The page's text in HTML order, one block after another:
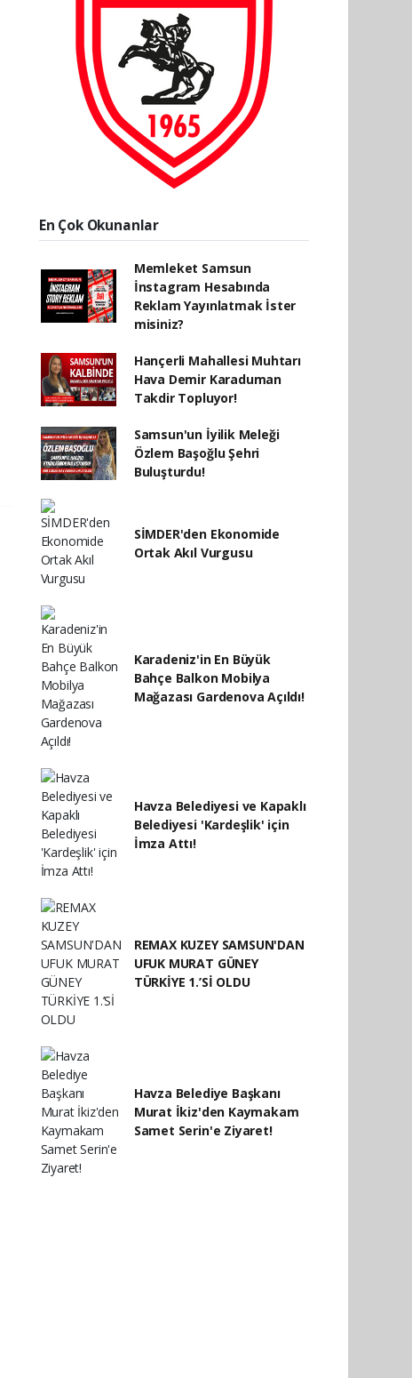
En Çok Okunanlar
Memleket Samsun
İnstagram Hesabında
Reklam Yayınlatmak İster
misiniz?
Hançerli Mahallesi Muhtarı
Hava Demir Karaduman
Takdir Topluyor!
Samsun'un İyilik Meleği
Özlem Başoğlu Şehri
Buluşturdu!
SİMDER'den Ekonomide
Ortak Akıl Vurgusu
Karadeniz'in En Büyük
Bahçe Balkon Mobilya
Mağazası Gardenova Açıldı!
Havza Belediyesi ve Kapaklı
Belediyesi 'Kardeşlik' için
İmza Attı!
REMAX KUZEY SAMSUN'DAN
UFUK MURAT GÜNEY
TÜRKİYE 1.’Sİ OLDU
Havza Belediye Başkanı
Murat İkiz'den Kaymakam
Samet Serin'e Ziyaret!